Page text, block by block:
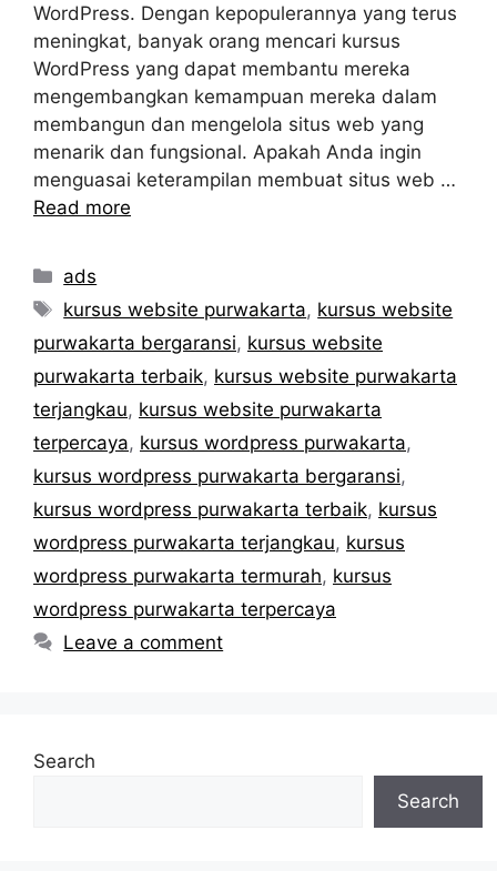
WordPress. Dengan kepopulerannya yang terus
meningkat, banyak orang mencari kursus
WordPress yang dapat membantu mereka
mengembangkan kemampuan mereka dalam
membangun dan mengelola situs web yang
menarik dan fungsional. Apakah Anda ingin
menguasai keterampilan membuat situs web …
Read more
Categories
ads
Tags
kursus website purwakarta, kursus website
purwakarta bergaransi, kursus website
purwakarta terbaik, kursus website purwakarta
terjangkau, kursus website purwakarta
terpercaya, kursus wordpress purwakarta,
kursus wordpress purwakarta bergaransi,
kursus wordpress purwakarta terbaik, kursus
wordpress purwakarta terjangkau, kursus
wordpress purwakarta termurah, kursus
wordpress purwakarta terpercaya
Leave a comment
Search
Search